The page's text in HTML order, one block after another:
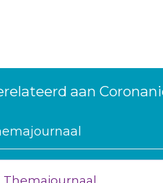
aan
Themajournaal